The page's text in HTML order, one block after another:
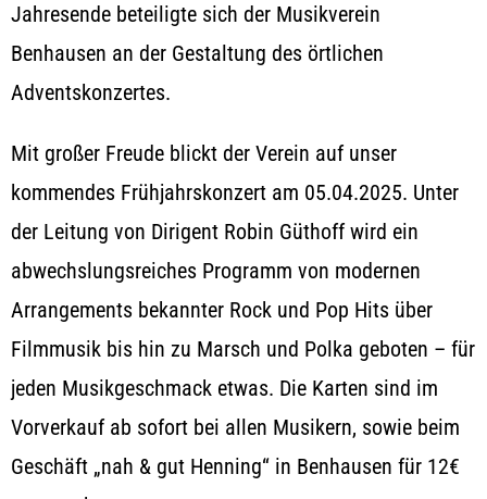
Jahresende beteiligte sich der Musikverein
Benhausen an der Gestaltung des örtlichen
Adventskonzertes.
Mit großer Freude blickt der Verein auf unser
kommendes Frühjahrskonzert am 05.04.2025. Unter
der Leitung von Dirigent Robin Güthoff wird ein
abwechslungsreiches Programm von modernen
Arrangements bekannter Rock und Pop Hits über
Filmmusik bis hin zu Marsch und Polka geboten – für
jeden Musikgeschmack etwas. Die Karten sind im
Vorverkauf ab sofort bei allen Musikern, sowie beim
Geschäft „nah & gut Henning“ in Benhausen für 12€